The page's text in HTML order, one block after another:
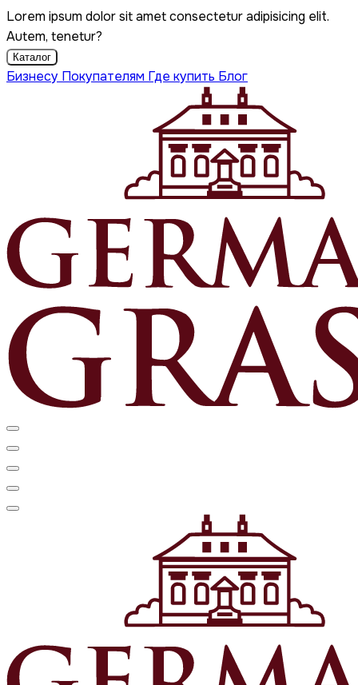
Lorem ipsum dolor sit amet consectetur adipisicing elit.
Autem, tenetur?
Каталог
Бизнесу Покупателям Где купить Блог